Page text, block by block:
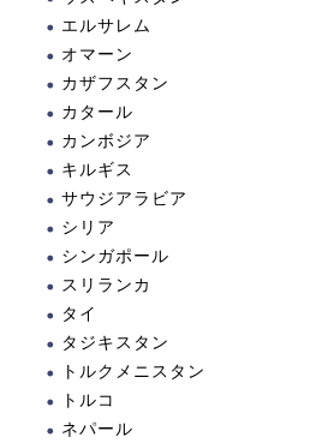
エルサレム
オマーン
カザフスタン
カタール
カンボジア
キルギス
サウジアラビア
シリア
シンガポール
スリランカ
タイ
タジキスタン
トルクメニスタン
トルコ
ネパール